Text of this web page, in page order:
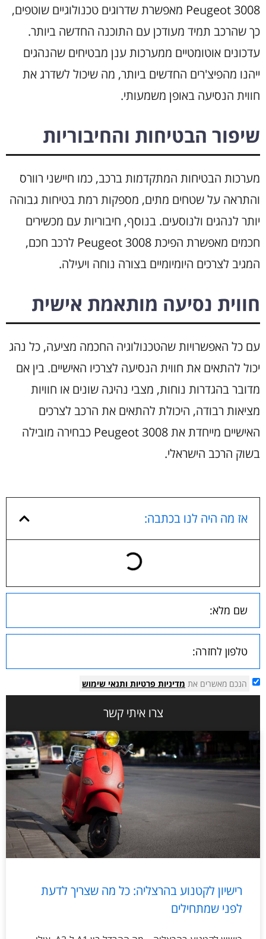
Peugeot 3008 מאפשרת שדרוגים טכנולוגיים שוטפים,
כך שהרכב תמיד מעודכן עם התוכנה החדשה ביותר.
עדכונים אוטומטיים ממערכות ענן מבטיחים שהנהגים
ייהנו מהפיצ'רים החדשים ביותר, מה שיכול לשדרג את
חווית הנסיעה באופן משמעותי.
שיפור הבטיחות והחיבוריות
מערכות הבטיחות המתקדמות ברכב, כמו חיישני רוורס
והתראה על שטחים מתים, מספקות רמת בטיחות גבוהה
יותר לנהגים ולנוסעים. בנוסף, חיבוריות עם מכשירים
חכמים מאפשרת הפיכת Peugeot 3008 לרכב חכם,
המגיב לצרכים היומיומיים בצורה נוחה ויעילה.
חווית נסיעה מותאמת אישית
עם כל האפשרויות שהטכנולוגיה החכמה מציעה, כל נהג
יכול להתאים את חווית הנסיעה לצרכיו האישיים. בין אם
מדובר בהגדרות נוחות, מצבי נהיגה שונים או חוויות
מציאות רבודה, היכולת להתאים את הרכב לצרכים
האישיים מייחדת את Peugeot 3008 כבחירה מובילה
בשוק הרכב הישראלי.
אז מה היה לנו בכתבה:
הנכם מאשרים את מדיניות פרטיות ותנאי שימוש
צרו איתי קשר
רישיון לקטנוע בהרצליה: כל מה שצריך לדעת
לפני שמתחילים